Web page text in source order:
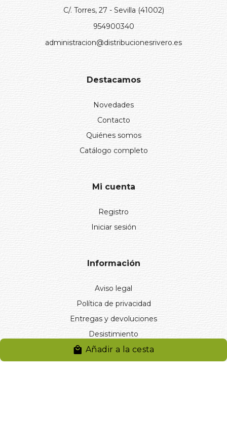
Añadir a la cesta
C/. Torres, 27 - Sevilla (41002)
954900340
administracion@distribucionesrivero.es
Destacamos
Novedades
Contacto
Quiénes somos
Catálogo completo
Mi cuenta
Registro
Iniciar sesión
Información
Aviso legal
Política de privacidad
Entregas y devoluciones
Desistimiento
Desistimiento de compra
Reclamaciones